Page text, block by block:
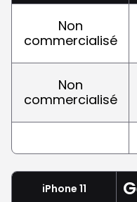
Non
commercialisé
Non
commercialisé
iPhone 11